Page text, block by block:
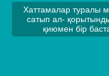
Хаттамалар туралы
сатып ал-
қиюмен бір